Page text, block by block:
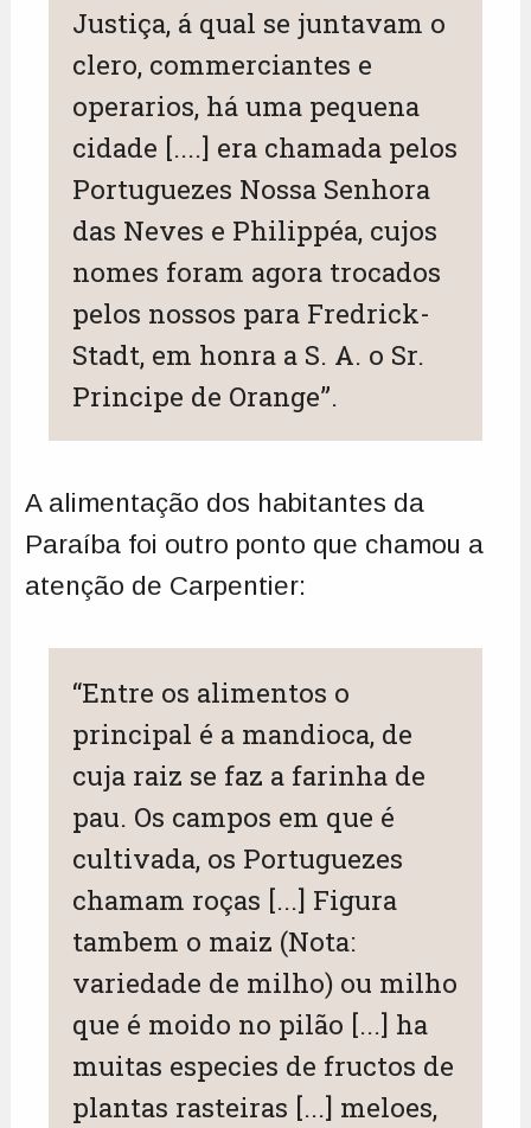
Justiça, á qual se juntavam o
clero, commerciantes e
operarios, há uma pequena
cidade [....] era chamada pelos
Portuguezes Nossa Senhora
das Neves e Philippéa, cujos
nomes foram agora trocados
pelos nossos para Fredrick-
Stadt, em honra a S. A. o Sr.
Principe de Orange”.
A alimentação dos habitantes da
Paraíba foi outro ponto que chamou a
atenção de Carpentier:
“Entre os alimentos o
principal é a mandioca, de
cuja raiz se faz a farinha de
pau. Os campos em que é
cultivada, os Portuguezes
chamam roças [...] Figura
tambem o maiz (Nota:
variedade de milho) ou milho
que é moido no pilão [...] ha
muitas especies de fructos de
plantas rasteiras [...] meloes,